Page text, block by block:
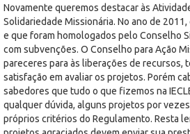
Novamente queremos destacar às
Solidariedade Missionária. No ano de
e que foram homologados pelo Conselho
com subvenções. O Conselho para Ação
pareceres para às liberações de recursos,
satisfação em avaliar os projetos. Porém
sabedores que tudo o que fizemos na
qualquer dúvida, alguns projetos por
próprios critérios do Regulamento. Resta